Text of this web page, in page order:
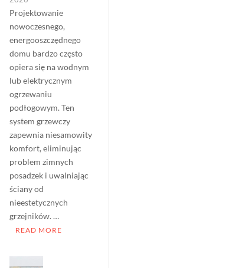
Projektowanie
nowoczesnego,
energooszczędnego
domu bardzo często
opiera się na wodnym
lub elektrycznym
ogrzewaniu
podłogowym. Ten
system grzewczy
zapewnia niesamowity
komfort, eliminując
problem zimnych
posadzek i uwalniając
ściany od
nieestetycznych
grzejników. …
READ MORE